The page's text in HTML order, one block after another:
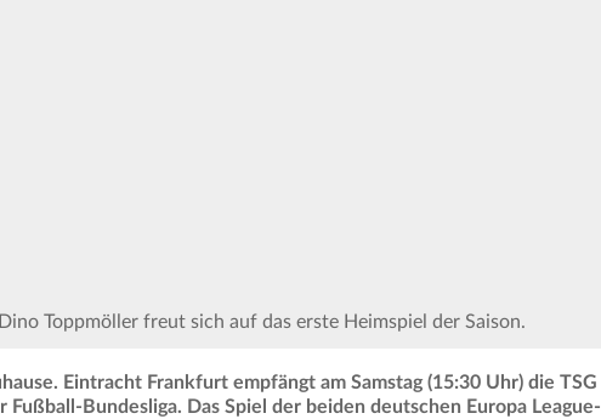
Toppmöller freut sich auf das erste Heimspiel der Saison.
Eintracht Frankfurt empfängt am Samstag (15:30 Uhr) die TSG
Fußball-Bundesliga. Das Spiel der beiden deutschen Europa League-